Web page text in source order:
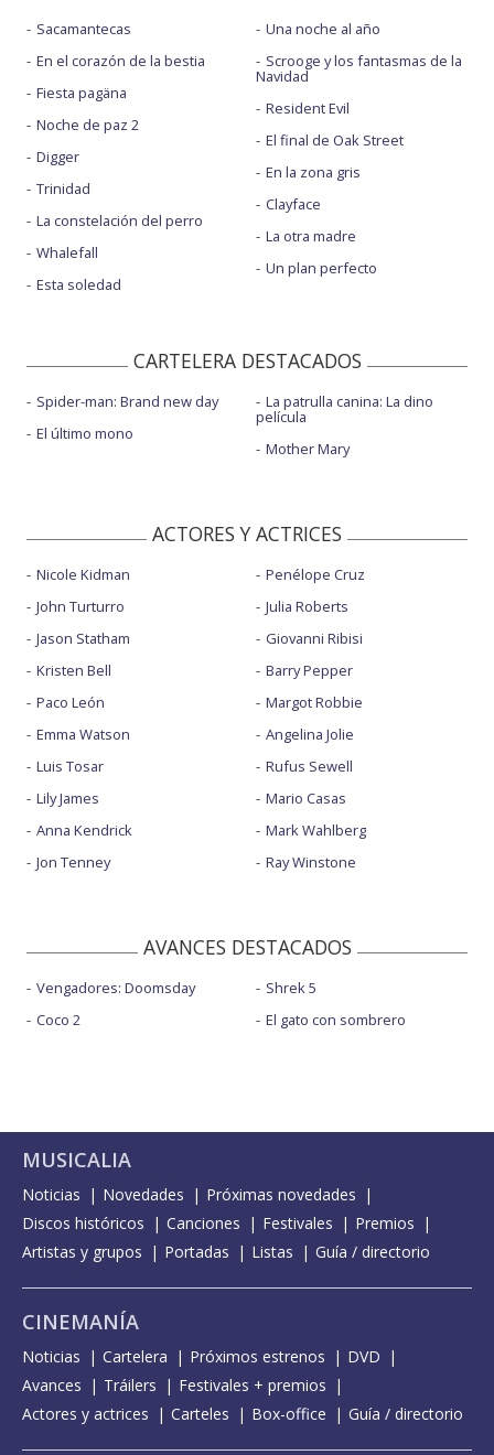
Sacamantecas
En el corazón de la bestia
Fiesta pagäna
Noche de paz 2
Digger
Trinidad
La constelación del perro
Whalefall
Esta soledad
Una noche al año
Scrooge y los fantasmas de la
Navidad
Resident Evil
El final de Oak Street
En la zona gris
Clayface
La otra madre
Un plan perfecto
CARTELERA DESTACADOS
Spider-man: Brand new day
El último mono
La patrulla canina: La dino
película
Mother Mary
ACTORES Y ACTRICES
Nicole Kidman
John Turturro
Jason Statham
Kristen Bell
Paco León
Emma Watson
Luis Tosar
Lily James
Anna Kendrick
Jon Tenney
Penélope Cruz
Julia Roberts
Giovanni Ribisi
Barry Pepper
Margot Robbie
Angelina Jolie
Rufus Sewell
Mario Casas
Mark Wahlberg
Ray Winstone
AVANCES DESTACADOS
Vengadores: Doomsday
Coco 2
Shrek 5
El gato con sombrero
MUSICALIA
Noticias Novedades
Próximas novedades
Discos históricos
Canciones Festivales
Premios
Artistas y grupos
Portadas Listas Guía / directorio
CINEMANÍA
Noticias Cartelera Próximos estrenos
DVD
Avances
Tráilers
Festivales + premios
Actores y actrices
Carteles Box-office Guía / directorio